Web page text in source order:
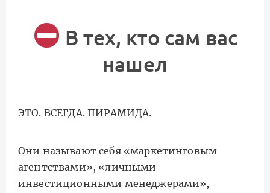
В тех, кто сам вас
нашел
ЭТО. ВСЕГДА. ПИРАМИДА.
Они называют себя «маркетинговым
агентствами», «личными
инвестиционными менеджерами»,